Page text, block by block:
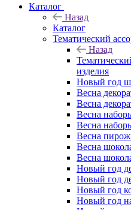
Каталог
Назад
Каталог
Тематический
Назад
изделия
Новый год
Весна
Весна
Весна
Весна
Весна
Весна
Весна
Новый год
Новый год
Новый год
Новый год